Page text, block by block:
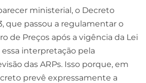
ministerial, o Decreto
que passou a regulamentar o
de Preços após a vigência da Lei
essa interpretação pela
das ARPs. Isso porque, em
prevê expressamente a